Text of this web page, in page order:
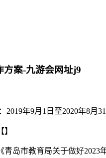
方案-九游会网址j9
年9月1日至2020年8月
【】
市教育局关于做好2023